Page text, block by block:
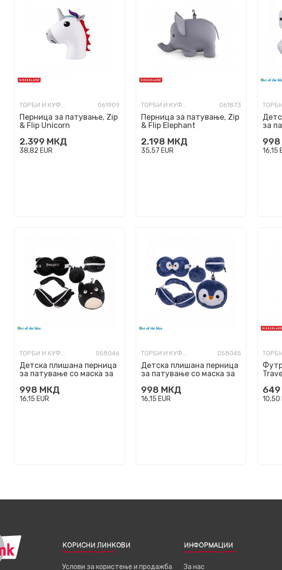
ТОРБИ И КУФЕРИ ЗА ПАТУВАЊЕ 061909
Перница за патување, Zip
& Flip Unicorn
2.399 МКД
38,82 EUR
ТОРБИ И КУФЕРИ ЗА ПАТУВАЊЕ 061873
Перница за патување, Zip
& Flip Elephant
2.198 МКД
35,57 EUR
за
998
16,15
ТОРБИ И КУФЕРИ ЗА ПАТУВАЊЕ 058046
Детска плишана перница
за патување со маска за
998 МКД
16,15 EUR
ТОРБИ И КУФЕРИ ЗА ПАТУВАЊЕ 058045
Детска плишана перница
за патување со маска за
998 МКД
16,15 EUR
649
10,50
КОРИСНИ ЛИНКОВИ
Услови за користење и продажба
ИНФОРМАЦИИ
За нас